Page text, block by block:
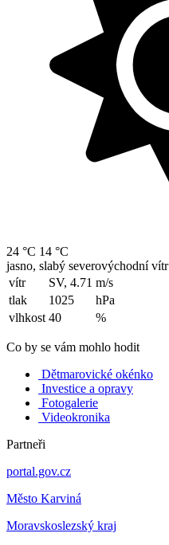
24 °C 14 °C
jasno, slabý severovýchodní vítr
vítr
SV, 4.71 m/s
tlak
1025
hPa
vlhkost 40 %
Co by se vám mohlo hodit
Dětmarovické okénko
Investice a opravy
Fotogalerie
Videokronika
Partneři
portal.gov.cz
Město Karviná
Moravskoslezský kraj